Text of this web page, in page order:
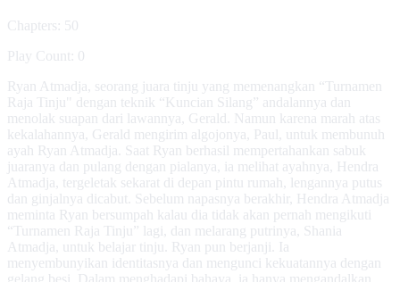
Chapters: 50
Play Count: 0
Ryan Atmadja, seorang juara tinju yang memenangkan “Turnamen
Raja Tinju" dengan teknik “Kuncian Silang” andalannya dan
menolak suapan dari lawannya, Gerald. Namun karena marah atas
kekalahannya, Gerald mengirim algojonya, Paul, untuk membunuh
ayah Ryan Atmadja. Saat Ryan berhasil mempertahankan sabuk
juaranya dan pulang dengan pialanya, ia melihat ayahnya, Hendra
Atmadja, tergeletak sekarat di depan pintu rumah, lengannya putus
dan ginjalnya dicabut. Sebelum napasnya berakhir, Hendra Atmadja
meminta Ryan bersumpah kalau dia tidak akan pernah mengikuti
“Turnamen Raja Tinju” lagi, dan melarang putrinya, Shania
Atmadja, untuk belajar tinju. Ryan pun berjanji. Ia
menyembunyikan identitasnya dan mengunci kekuatannya dengan